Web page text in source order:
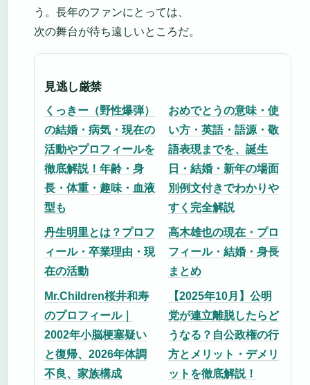
う。長年のファンにとっては、
次の舞台が待ち遠しいところだ。
見逃し厳禁
くっきー（野性爆弾）
の結婚・病気・現在の
活動やプロフィールを
徹底解説！年齢・身
長・体重・趣味・血液
型も
おめでとうの意味・使
い方・英語・語源・敬
語表現までを、誕生
日・結婚・新年の場面
別例文付きでわかりや
すく完全解説
丹生明里とは？プロフ
ィール・卒業理由・現
在の活動
高木雄也の現在・プロ
フィール・結婚・身長
まとめ
Mr.Children桜井和寿
のプロフィール｜
2002年小脳梗塞疑い
と復帰、2026年体調
不良、家族構成
【2025年10月】公明
党が連立離脱したらど
うなる？自公政権の行
方とメリット・デメリ
ットを徹底解説！